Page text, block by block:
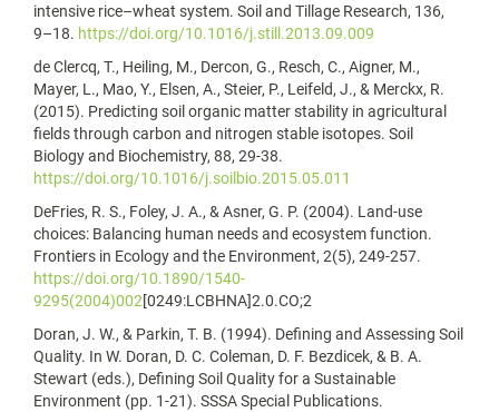
intensive rice–wheat system. Soil and Tillage Research, 136,
9–18. https://doi.org/10.1016/j.still.2013.09.009
de Clercq, T., Heiling, M., Dercon, G., Resch, C., Aigner, M.,
Mayer, L., Mao, Y., Elsen, A., Steier, P., Leifeld, J., & Merckx, R.
(2015). Predicting soil organic matter stability in agricultural
fields through carbon and nitrogen stable isotopes. Soil
Biology and Biochemistry, 88, 29-38.
https://doi.org/10.1016/j.soilbio.2015.05.011
DeFries, R. S., Foley, J. A., & Asner, G. P. (2004). Land-use
choices: Balancing human needs and ecosystem function.
Frontiers in Ecology and the Environment, 2(5), 249-257.
https://doi.org/10.1890/1540-
9295(2004)002[0249:LCBHNA]2.0.CO;2
Doran, J. W., & Parkin, T. B. (1994). Defining and Assessing Soil
Quality. In W. Doran, D. C. Coleman, D. F. Bezdicek, & B. A.
Stewart (eds.), Defining Soil Quality for a Sustainable
Environment (pp. 1-21). SSSA Special Publications.